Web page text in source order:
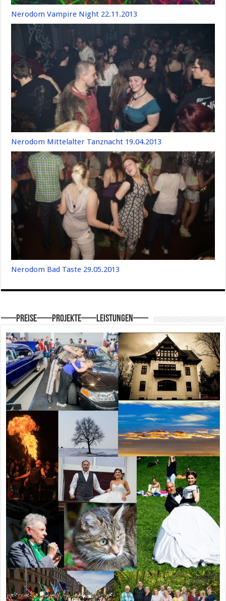
Nerodom Vampire Night 22.11.2013
Nerodom Mittelalter Tanznacht 19.04.2013
Nerodom Bad Taste 29.05.2013
—–Preise—–Projekte—–Leistungen—–